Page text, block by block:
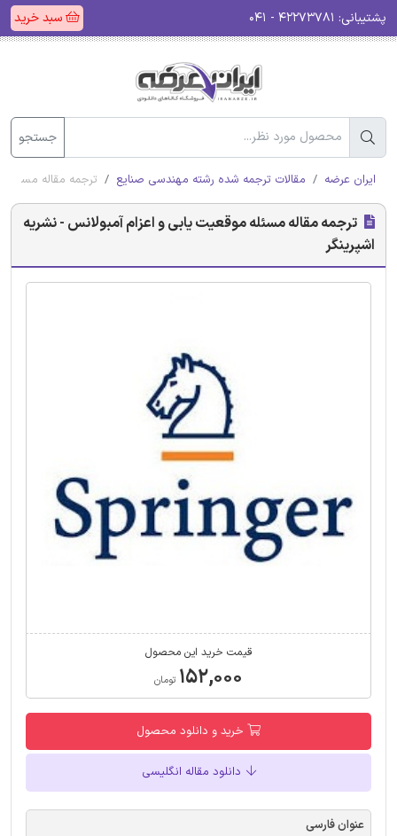
پشتیبانی: سبد خرید
جستجو
ایران عرضه مقالات ترجمه شده رشته مهندسی صنایع ترجمه مقاله مسئله
ترجمه مقاله مسئله موقعیت یابی و اعزام آمبولانس - نشریه
اشپرینگر
قیمت خرید این محصول
۱۵۲,۰۰۰ تومان
خرید و دانلود محصول
دانلود مقاله انگلیسی
عنوان فارسی